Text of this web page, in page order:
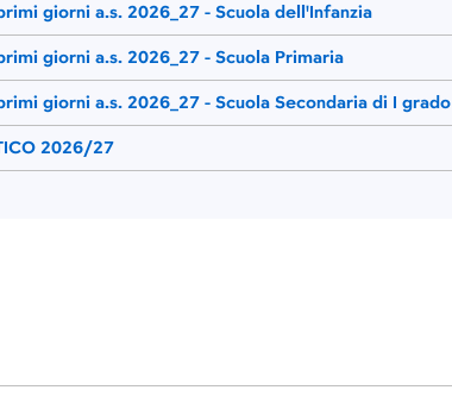
giorni a.s. 2026_27 - Scuola dell'Infanzia
giorni a.s. 2026_27 - Scuola Primaria
giorni a.s. 2026_27 - Scuola Secondaria di I grado
2026/27